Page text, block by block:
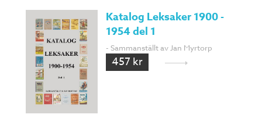
Katalog Leksaker 1900 -
1954 del 1
- Sammanställt av Jan Myrtorp
457 kr